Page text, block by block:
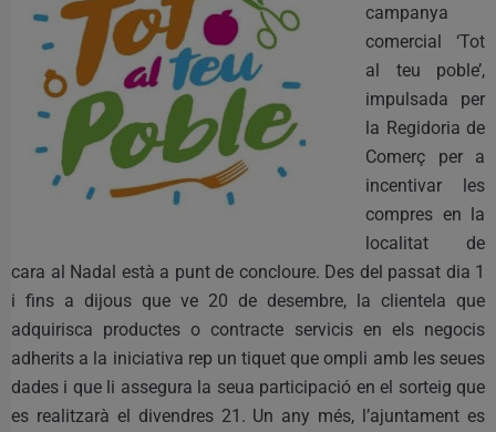
campanya
comercial ‘Tot
al teu poble’,
impulsada per
la Regidoria de
Comerç per a
incentivar les
compres en la
localitat de
cara al Nadal està a punt de concloure. Des del passat dia 1
i fins a dijous que ve 20 de desembre, la clientela que
adquirisca productes o contracte servicis en els negocis
adherits a la iniciativa rep un tiquet que ompli amb les seues
dades i que li assegura la seua participació en el sorteig que
es realitzarà el divendres 21. Un any més, l’ajuntament es